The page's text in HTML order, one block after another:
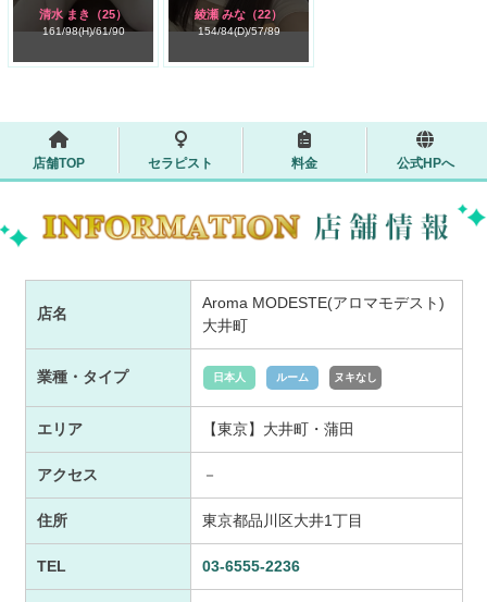
清水 まき （25）
161/98(H)/61/90
綾瀬 みな （22）
154/84(D)/57/89
店舗TOP セラピスト 料金 公式HPへ
店名
Aroma MODESTE(アロマモデスト)
大井町
業種・タイプ 日本人 ルーム ヌキなし
エリア 【東京】大井町・蒲田
アクセス －
住所 東京都品川区大井1丁目
TEL 03-6555-2236